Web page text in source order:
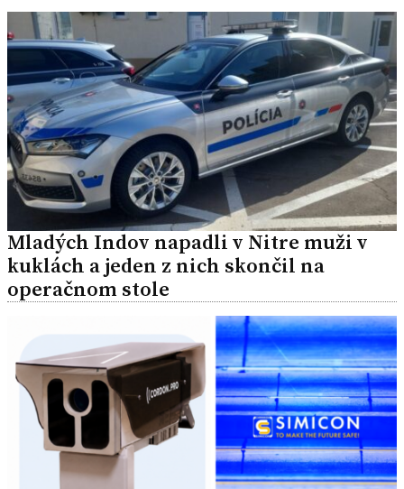
Mladých Indov napadli v Nitre muži v
kuklách a jeden z nich skončil na
operačnom stole